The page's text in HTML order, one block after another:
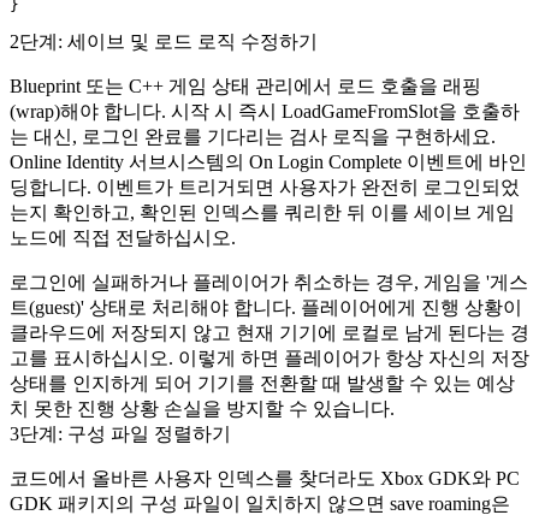
2단계: 세이브 및 로드 로직 수정하기
Blueprint 또는 C++ 게임 상태 관리에서 로드 호출을 래핑
(wrap)해야 합니다. 시작 시 즉시 LoadGameFromSlot을 호출하
는 대신, 로그인 완료를 기다리는 검사 로직을 구현하세요.
Online Identity 서브시스템의 On Login Complete 이벤트에 바인
딩합니다. 이벤트가 트리거되면 사용자가 완전히 로그인되었
는지 확인하고, 확인된 인덱스를 쿼리한 뒤 이를 세이브 게임
노드에 직접 전달하십시오.
로그인에 실패하거나 플레이어가 취소하는 경우, 게임을 '게스
트(guest)' 상태로 처리해야 합니다. 플레이어에게 진행 상황이
클라우드에 저장되지 않고 현재 기기에 로컬로 남게 된다는 경
고를 표시하십시오. 이렇게 하면 플레이어가 항상 자신의 저장
상태를 인지하게 되어 기기를 전환할 때 발생할 수 있는 예상
치 못한 진행 상황 손실을 방지할 수 있습니다.
3단계: 구성 파일 정렬하기
코드에서 올바른 사용자 인덱스를 찾더라도 Xbox GDK와 PC
GDK 패키지의 구성 파일이 일치하지 않으면 save roaming은